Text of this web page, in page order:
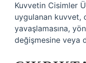
Kuvvetin Cisimler
uygulanan kuvvet,
yavaşlamasına,
değişmesine veya